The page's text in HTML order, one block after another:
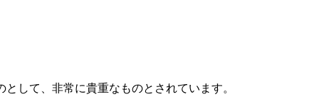
して、非常に貴重なものとされています。